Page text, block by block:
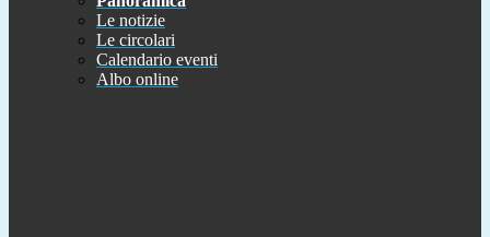
Le notizie
Le circolari
Calendario eventi
Albo online